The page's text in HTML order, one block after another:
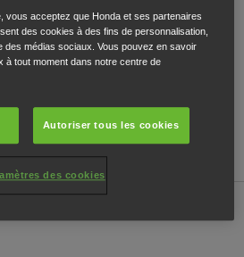
vous acceptez que Honda et ses partenaires
des cookies à des fins de personnalisation,
des médias sociaux. Vous pouvez en savoir
à tout moment dans notre centre de
Autoriser tous les cookies
des cookies